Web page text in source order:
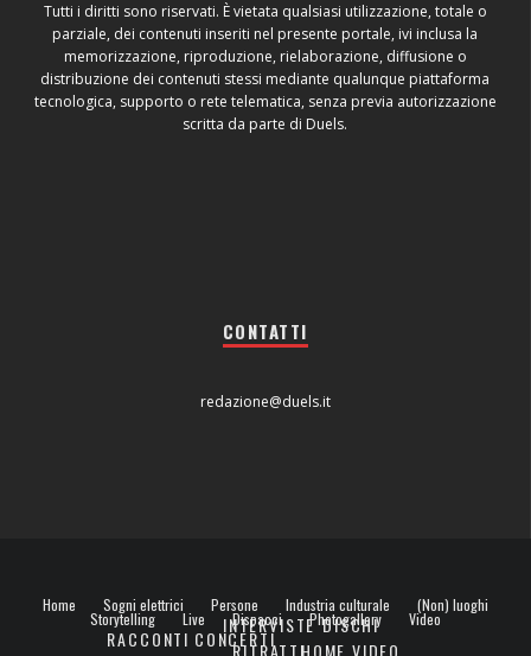
Tutti i diritti sono riservati. È vietata qualsiasi utilizzazione, totale o
parziale, dei contenuti inseriti nel presente portale, ivi inclusa la
memorizzazione, riproduzione, rielaborazione, diffusione o
distribuzione dei contenuti stessi mediante qualunque piattaforma
tecnologica, supporto o rete telematica, senza previa autorizzazione
scritta da parte di Duels.
CONTATTI
redazione@duels.it
Home Sogni elettrici Persone
INTERVISTE
Industria culturale
DISCHI
(Non) luoghi
Storytelling
RACCONTI
Live
CONCERTI
Dispacci Photogallery Video